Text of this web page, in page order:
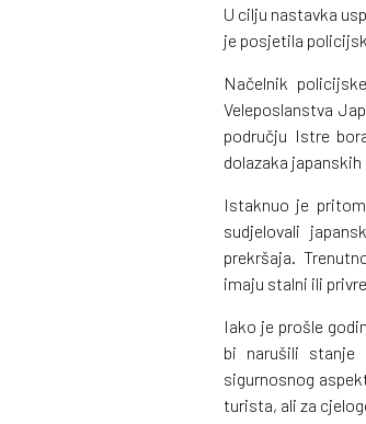
U cilju nastavka
je posjetila
Načelnik
Veleposlanstva
području Istre
dolazaka
Istaknuo je
sudjelovali
prekršaja.
imaju stalni ili
Iako je prošle
bi narušili stanje
sigurnosnog
turista, ali za